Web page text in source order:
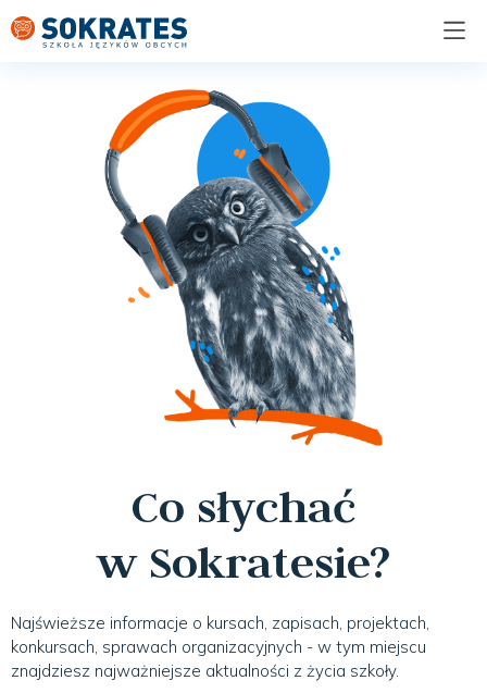
Co słychać
w Sokratesie?
Najświeższe informacje o kursach, zapisach, projektach,
konkursach, sprawach organizacyjnych - w tym miejscu
znajdziesz najważniejsze aktualności z życia szkoły.